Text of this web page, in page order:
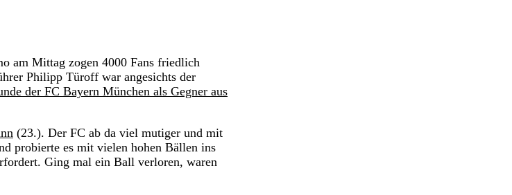
am Mittag zogen 4000 Fans friedlich
Philipp Türoff war angesichts der
der FC Bayern München als Gegner aus
(23.). Der FC ab da viel mutiger und mit
probierte es mit vielen hohen Bällen ins
Ging mal ein Ball verloren, waren